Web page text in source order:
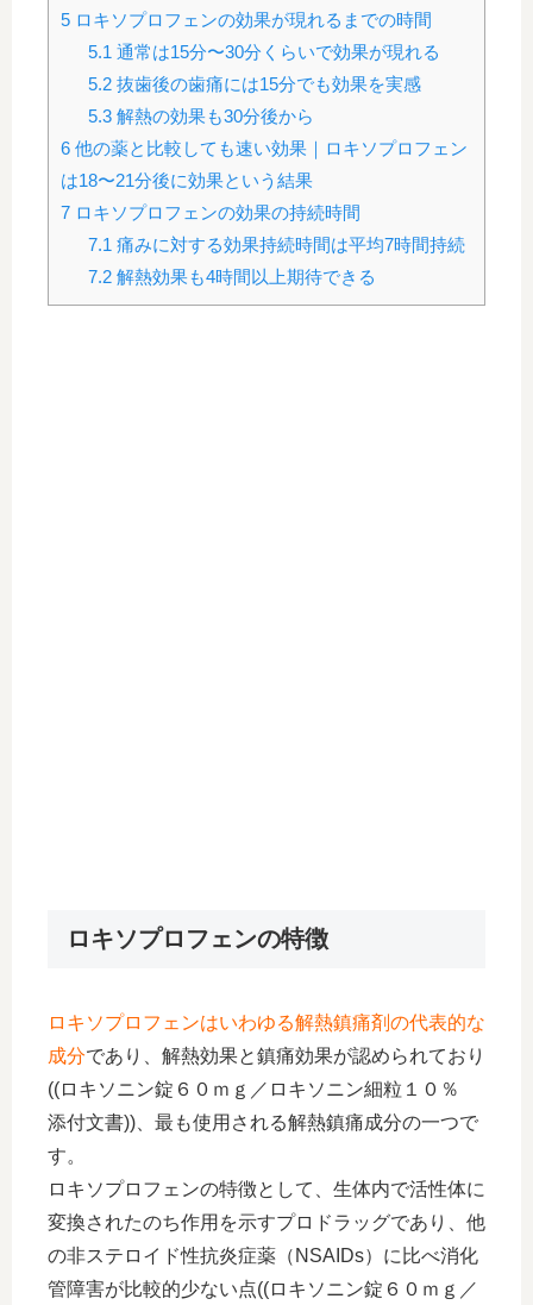
5 ロキソプロフェンの効果が現れるまでの時間
5.1 通常は15分〜30分くらいで効果が現れる
5.2抜歯後の歯痛には15分でも効果を実感
5.3解熱の効果も30分後から
6 他の薬と比較しても速い効果｜ロキソプロフェン
は18〜21分後に効果という結果
7 ロキソプロフェンの効果の持続時間
7.1 痛みに対する効果持続時間は平均7時間持続
7.2解熱効果も4時間以上期待できる
ロキソプロフェンの特徴
ロキソプロフェンはいわゆる解熱鎮痛剤の代表的な
成分であり、解熱効果と鎮痛効果が認められており
((ロキソニン錠６０ｍｇ／ロキソニン細粒１０％
添付文書))、最も使用される解熱鎮痛成分の一つで
す。
ロキソプロフェンの特徴として、生体内で活性体に
変換されたのち作用を示すプロドラッグであり、他
の非ステロイド性抗炎症薬（NSAIDs）に比べ消化
管障害が比較的少ない点((ロキソニン錠６０ｍｇ／